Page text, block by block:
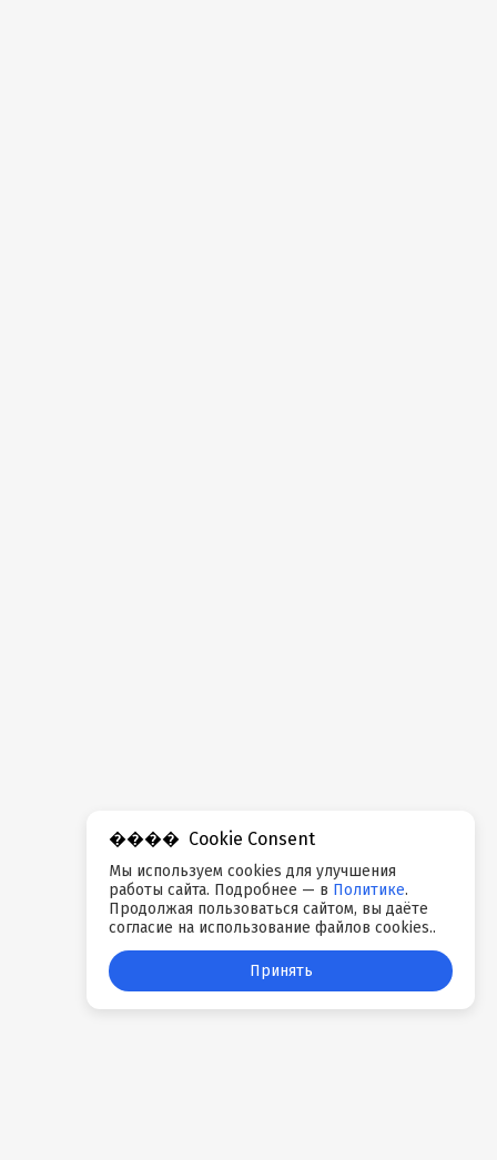
Cookie Consent
Мы используем cookies для улучшения
работы сайта. Подробнее — в Политике.
Продолжая пользоваться сайтом, вы даёте
согласие на использование файлов cookies..
Принять